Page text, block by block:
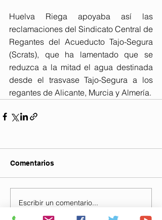
Huelva Riega apoyaba así las
reclamaciones del Sindicato Central de
Regantes del Acueducto Tajo-Segura
(Scrats), que ha lamentado que se
reduzca a la mitad el agua destinada
desde el trasvase Tajo-Segura a los
regantes de Alicante, Murcia y Almería.
Comentarios
Escribir un comentario...